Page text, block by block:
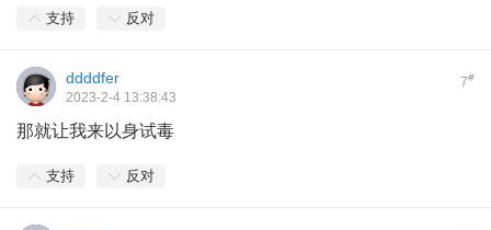
支持 反对
7#
ddddfer
2023-2-4 13:38:43
那就让我来以身试毒
支持 反对